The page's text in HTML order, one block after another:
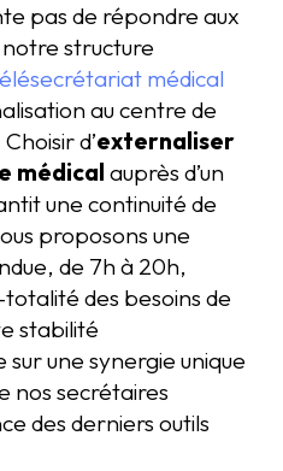
pas de répondre aux
structure
médical
au centre de
d’externaliser
médical auprès d’un
une continuité de
proposons une
de 7h à 20h,
des besoins de
stabilité
une synergie unique
nos secrétaires
des derniers outils